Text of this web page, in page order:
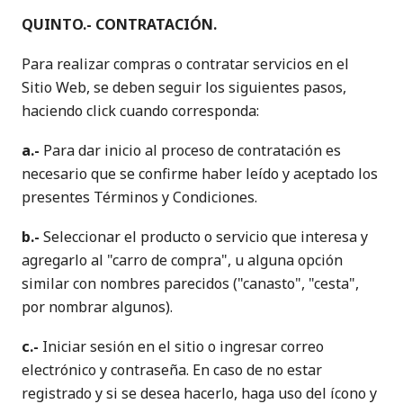
QUINTO.- CONTRATACIÓN.
Para realizar compras o contratar servicios en el
Sitio Web, se deben seguir los siguientes pasos,
haciendo click cuando corresponda:
a.- Para dar inicio al proceso de contratación es
necesario que se confirme haber leído y aceptado los
presentes Términos y Condiciones.
b.- Seleccionar el producto o servicio que interesa y
agregarlo al "carro de compra", u alguna opción
similar con nombres parecidos ("canasto", "cesta",
por nombrar algunos).
c.- Iniciar sesión en el sitio o ingresar correo
electrónico y contraseña. En caso de no estar
registrado y si se desea hacerlo, haga uso del ícono y